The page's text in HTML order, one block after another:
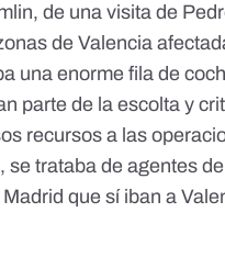
de una visita de
de Valencia
una enorme fila de
parte de la escolta y
recursos a las
se trataba de agentes
que sí iban a